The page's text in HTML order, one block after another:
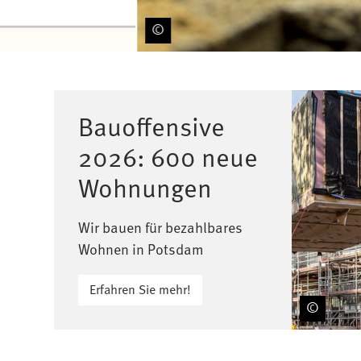
Bauoffensive
2026: 600 neue
Wohnungen
Wir bauen für bezahlbares
Wohnen in Potsdam
Erfahren Sie mehr!